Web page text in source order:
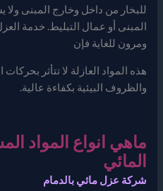
للبخار من داخل وخارج المبنى
المبنى أو عمال التبليط. خدمة
ومرون للغاية فإن
هذه المواد العازلة لا تتأثر بحركات
والظروف البيئية بكفاءة عالية.
ماهي انواع المواد
المائي
شركة عزل مائي بالدمام